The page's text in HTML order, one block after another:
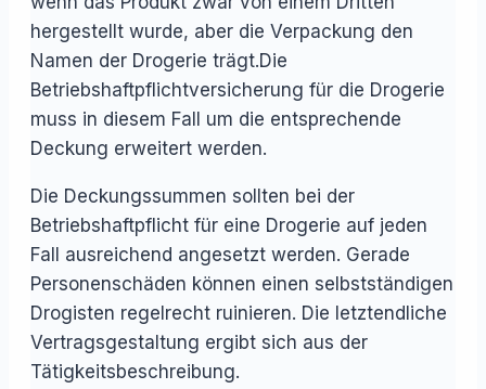
hergestellt wurde, aber die Verpackung den
Namen der Drogerie trägt.Die
Betriebshaftpflichtversicherung für die Drogerie
muss in diesem Fall um die entsprechende
Deckung erweitert werden.
Die Deckungssummen sollten bei der
Betriebshaftpflicht für eine Drogerie auf jeden
Fall ausreichend angesetzt werden. Gerade
Personenschäden können einen selbstständigen
Drogisten regelrecht ruinieren. Die letztendliche
Vertragsgestaltung ergibt sich aus der
Tätigkeitsbeschreibung.